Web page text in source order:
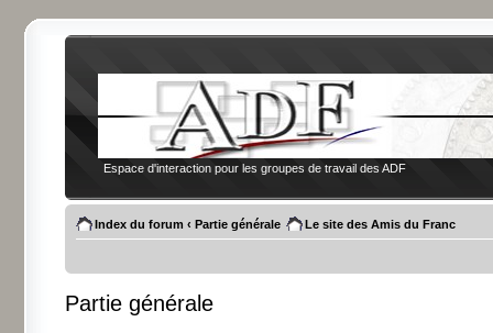
Espace d'interaction pour les groupes de travail des ADF
Index du forum ‹ Partie générale Le site des Amis du Franc
Partie générale